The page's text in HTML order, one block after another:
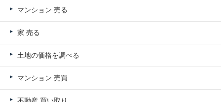
マンション 売る
家 売る
土地の価格を調べる
マンション 売買